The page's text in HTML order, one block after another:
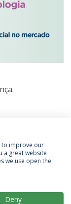
to improve our
a great website
we use open the
Deny